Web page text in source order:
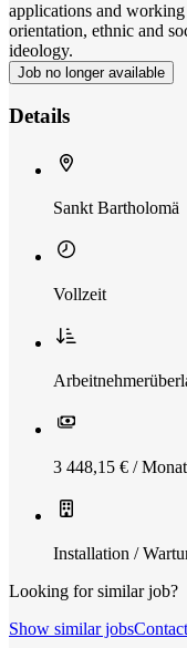
applications and
orientation, ethnic and
ideology.
Job no longer available
Details
Sankt Bartholomä
Vollzeit
3 448,15 € / Monat
Installation /
Looking for similar job?
Show similar jobs